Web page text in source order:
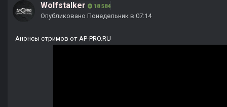
Wolfstalker 18 584
Опубликовано Понедельник в 07:14
Анонсы стримов от AP-PRO.RU